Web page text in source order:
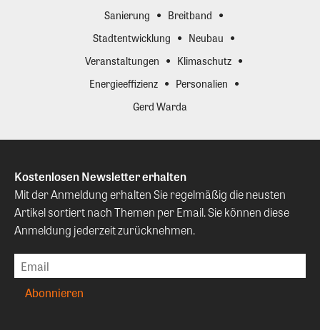
Sanierung
Breitband
Stadtentwicklung
Neubau
Veranstaltungen
Klimaschutz
Energieeffizienz
Personalien
Gerd Warda
Kostenlosen Newsletter erhalten
Mit der Anmeldung erhalten Sie regelmäßig die neusten
Artikel sortiert nach Themen per Email. Sie können diese
Anmeldung jederzeit zurücknehmen.